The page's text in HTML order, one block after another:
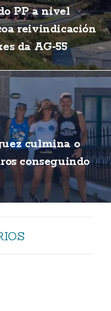
PP a nivel
reivindicación
da AG-55
culmina o
conseguindo